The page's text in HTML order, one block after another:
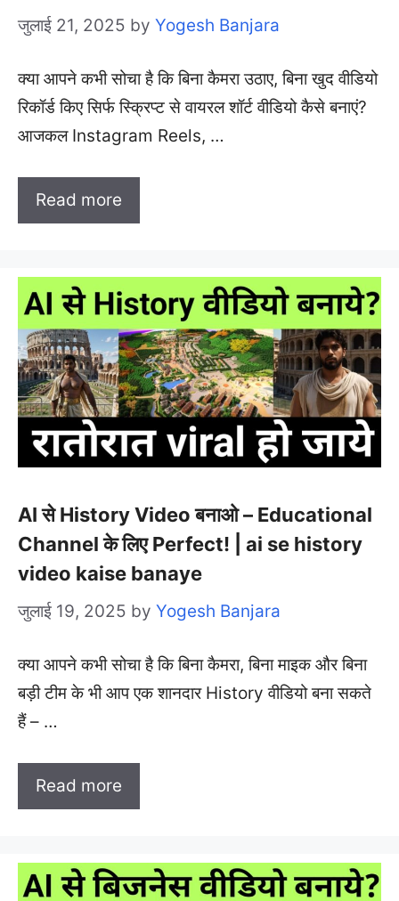
जुलाई 21, 2025 by Yogesh Banjara
क्या आपने कभी सोचा है कि बिना कैमरा उठाए, बिना खुद वीडियो
रिकॉर्ड किए सिर्फ स्क्रिप्ट से वायरल शॉर्ट वीडियो कैसे बनाएं?
आजकल Instagram Reels, …
Read more
AI से History Video बनाओ – Educational
Channel के लिए Perfect! | ai se history
video kaise banaye
जुलाई 19, 2025 by Yogesh Banjara
क्या आपने कभी सोचा है कि बिना कैमरा, बिना माइक और बिना
बड़ी टीम के भी आप एक शानदार History वीडियो बना सकते
हैं – …
Read more